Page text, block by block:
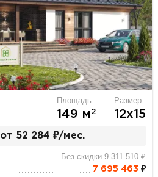
Площадь
149 м2
Размер
12х15
от 52 284 ₽/мес.
Без скидки 9 311 510 ₽
7 695 463 ₽